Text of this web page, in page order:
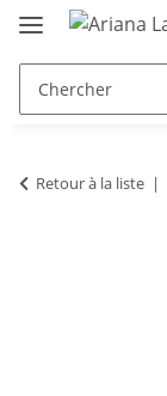
Retour à la liste